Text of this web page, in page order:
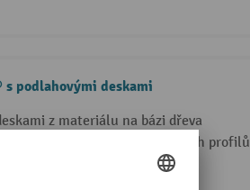
podlahovými deskami
z materiálu na bázi dřeva
z ocelových trubek ocelových profilů
v rozsahu 0° až 35°